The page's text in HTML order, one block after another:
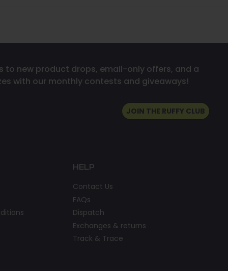
to new product drops, email-only offers, and a
with our monthly contests and giveaways!
JOIN THE RUFFY CLUB
HELP
Contact Us
FAQs
Dispatch
Exchanges & returns
Track & Trace